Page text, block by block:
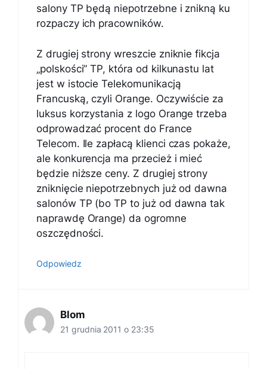
salony TP będą niepotrzebne i znikną ku
rozpaczy ich pracowników.
Z drugiej strony wreszcie zniknie fikcja
„polskości” TP, która od kilkunastu lat
jest w istocie Telekomunikacją
Francuską, czyli Orange. Oczywiście za
luksus korzystania z logo Orange trzeba
odprowadzać procent do France
Telecom. Ile zapłacą klienci czas pokaże,
ale konkurencja ma przecież i mieć
będzie niższe ceny. Z drugiej strony
zniknięcie niepotrzebnych już od dawna
salonów TP (bo TP to już od dawna tak
naprawdę Orange) da ogromne
oszczędności.
Odpowiedz
Blom
21 grudnia 2011 o 23:35